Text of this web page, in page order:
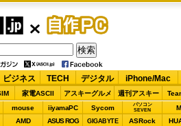
自作PC
ビジネス TECH デジタル iPhone/Mac
家電ASCII アスキーグルメ 週刊アスキー
mouse iiyamaPC Sycom
パソコン
SEVEN
AMD ASUS ROG GIGABYTE ASRock